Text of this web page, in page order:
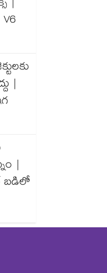
|
|
|
బడిలో